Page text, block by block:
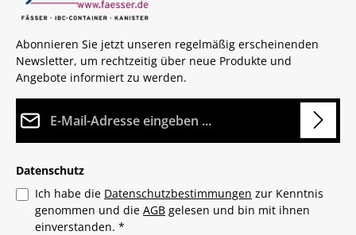
Abonnieren Sie jetzt unseren regelmäßig erscheinenden
Newsletter, um rechtzeitig über neue Produkte und
Angebote informiert zu werden.
Datenschutz
Ich habe die Datenschutzbestimmungen zur Kenntnis
genommen und die AGB gelesen und bin mit ihnen
einverstanden. *